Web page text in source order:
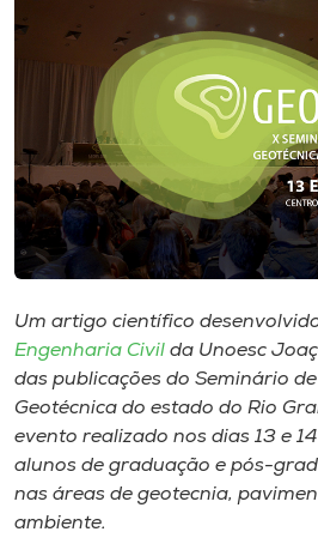
Editora
Rádio
Museu
Unoesc
Store
Selecione
Um artigo científico
Engenharia Civil da Unoesc
das publicações do Seminário
Geotécnica do estado do Rio
evento realizado nos dias 13 e
alunos de graduação e pós-
nas áreas de geotecnia,
ambiente.